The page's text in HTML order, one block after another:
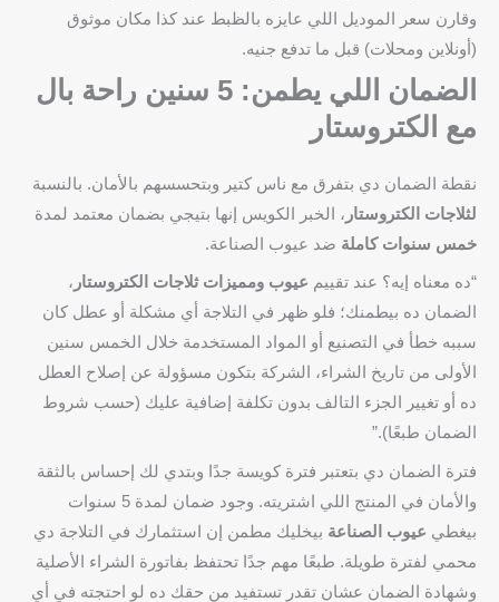
وقارن سعر الموديل اللي عايزه بالظبط عند كذا مكان موثوق
(أونلاين ومحلات) قبل ما تدفع جنيه.
الضمان اللي يطمن: 5 سنين راحة بال
مع الكتروستار
نقطة الضمان دي بتفرق مع ناس كتير وبتحسسهم بالأمان. بالنسبة
لثلاجات الكتروستار ، الخبر الكويس إنها بتيجي بضمان معتمد لمدة
خمس سنوات كاملة ضد عيوب الصناعة.
“ده معناه إيه؟ عند تقييم عيوب ومميزات ثلاجات الكتروستار ،
الضمان ده بيطمنك؛ فلو ظهر في التلاجة أي مشكلة أو عطل كان
سببه خطأ في التصنيع أو المواد المستخدمة خلال الخمس سنين
الأولى من تاريخ الشراء، الشركة بتكون مسؤولة عن إصلاح العطل
ده أو تغيير الجزء التالف بدون تكلفة إضافية عليك (حسب شروط
الضمان طبعًا).”
فترة الضمان دي بتعتبر فترة كويسة جدًا وبتدي لك إحساس بالثقة
والأمان في المنتج اللي اشتريته. وجود ضمان لمدة 5 سنوات
بيغطي عيوب الصناعة بيخليك مطمن إن استثمارك في التلاجة دي
محمي لفترة طويلة. طبعًا مهم جدًا تحتفظ بفاتورة الشراء الأصلية
وشهادة الضمان عشان تقدر تستفيد من حقك ده لو احتجته في أي